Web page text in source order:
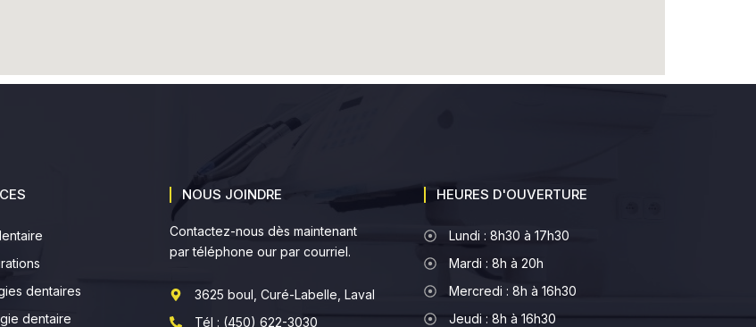
dentaires
dentaire
NOUS JOINDRE
Contactez-nous dès maintenant
par téléphone our par courriel.
3625 boul, Curé-Labelle, Laval
Tél : (450) 622-3030
HEURES D'OUVERTURE
Lundi : 8h30 à 17h30
Mardi : 8h à 20h
Mercredi : 8h à 16h30
Jeudi : 8h à 16h30